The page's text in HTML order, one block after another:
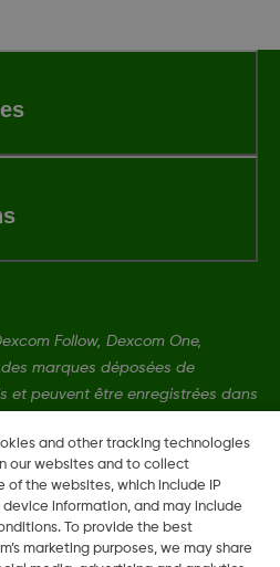
Follow, Dexcom One,
marques déposées de
et peuvent être enregistrées dans
réservés.
and other tracking technologies
our websites and to collect
of the websites, which include IP
information, and may include
To provide the best
marketing purposes, we may share